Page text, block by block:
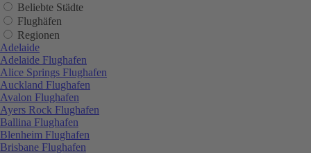
Beliebte Städte
Flughäfen
Regionen
Adelaide
Adelaide Flughafen
Alice Springs Flughafen
Auckland Flughafen
Avalon Flughafen
Ayers Rock Flughafen
Ballina Flughafen
Blenheim Flughafen
Brisbane Flughafen